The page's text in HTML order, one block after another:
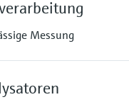
Messung